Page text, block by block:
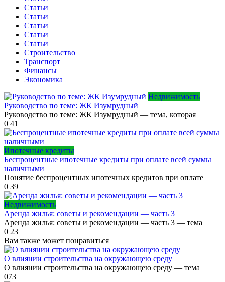
Статьи
Статьи
Статьи
Статьи
Статьи
Строительство
Транспорт
Финансы
Экономика
Недвижимость
Руководство по теме: ЖК Изумрудный
Руководство по теме: ЖК Изумрудный — тема, которая
0 41
Ипотечные кредиты
Беспроцентные ипотечные кредиты при оплате всей суммы
наличными
Понятие беспроцентных ипотечных кредитов при оплате
0 39
Недвижимость
Аренда жилья: советы и рекомендации — часть 3
Аренда жилья: советы и рекомендации — часть 3 — тема
0 23
Вам также может понравиться
О влиянии строительства на окружающею среду
О влиянии строительства на окружающею среду — тема
073